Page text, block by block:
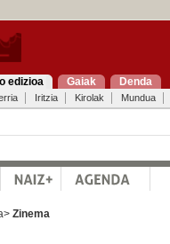
edizioa Gaiak Denda
Iritzia Kirolak Mundua
Zinema